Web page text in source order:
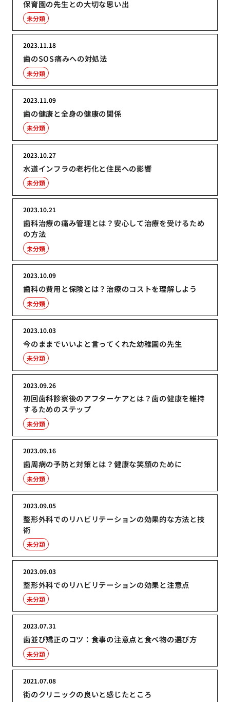
保育園の先生との大切な思い出
未分類
歯のSOS痛みへの対処法
2023.11.18
未分類
歯の健康と全身の健康の関係
2023.11.09
未分類
水道インフラの老朽化と住民への影響
2023.10.27
未分類
歯科治療の痛み管理とは？安心して治療を受けるため
の方法
2023.10.21
未分類
歯科の費用と保険とは？治療のコストを理解しよう
2023.10.09
未分類
今のままでいいよと言ってくれた幼稚園の先生
2023.10.03
未分類
初回歯科診察後のアフターケアとは？歯の健康を維持
するためのステップ
2023.09.26
未分類
歯周病の予防と対策とは？健康な笑顔のために
2023.09.16
未分類
整形外科でのリハビリテーションの効果的な方法と技
術
2023.09.05
未分類
整形外科でのリハビリテーションの効果と注意点
2023.09.03
未分類
歯並び矯正のコツ：食事の注意点と食べ物の選び方
2023.07.31
未分類
街のクリニックの良いと感じたところ
2021.07.08